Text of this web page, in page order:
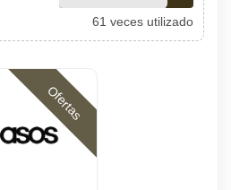
61 veces utilizado
Ofertas